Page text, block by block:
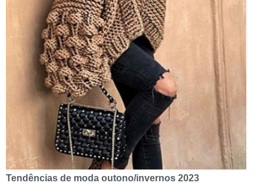
Tendências de moda outono/invernos 2023